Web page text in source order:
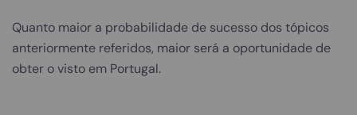
Quanto maior a probabilidade de sucesso dos tópicos
anteriormente referidos, maior será a oportunidade de
obter o visto em Portugal.